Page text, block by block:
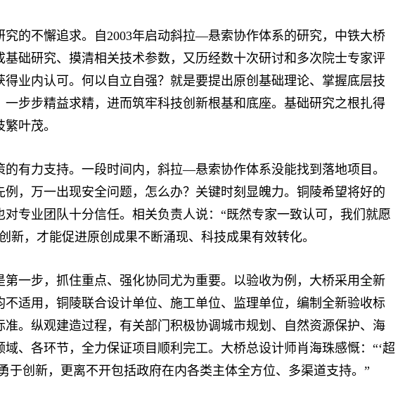
的不懈追求。自2003年启动斜拉—悬索协作体系的研究，中铁大桥
基础研究、摸清相关技术参数，又历经数十次研讨和多次院士专家评
得业内认可。何以自立自强？就是要提出原创基础理论、掌握底层技
步步精益求精，进而筑牢科技创新根基和底座。基础研究之根扎得
叶茂。
力支持。一段时间内，斜拉—悬索协作体系没能找到落地项目。
，万一出现安全问题，怎么办？关键时刻显魄力。铜陵希望将好的
专业团队十分信任。相关负责人说：“既然专家一致认可，我们就愿
新，才能促进原创成果不断涌现、科技成果有效转化。
步，抓住重点、强化协同尤为重要。以验收为例，大桥采用全新
适用，铜陵联合设计单位、施工单位、监理单位，编制全新验收标
准。纵观建造过程，有关部门积极协调城市规划、自然资源保护、海
、各环节，全力保证项目顺利完工。大桥总设计师肖海珠感慨：“‘超
于创新，更离不开包括政府在内各类主体全方位、多渠道支持。”